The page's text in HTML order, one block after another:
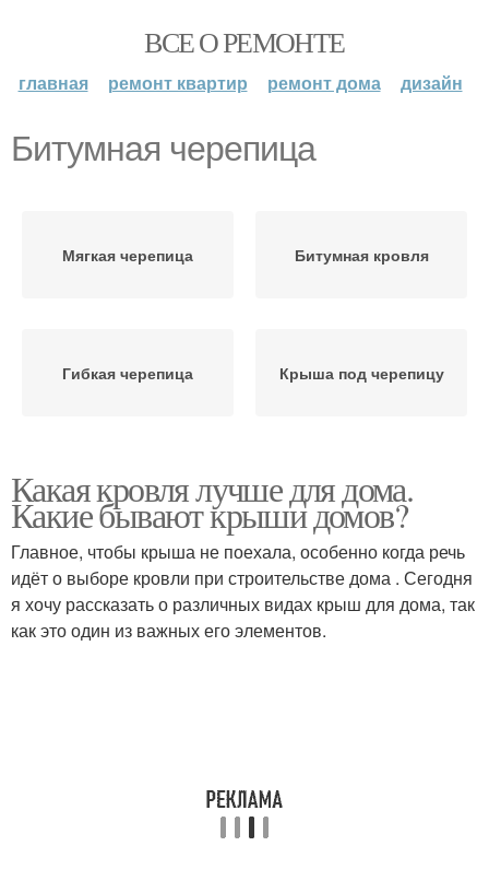
ВСЕ О РЕМОНТЕ
главная ремонт квартир ремонт дома дизайн
Битумная черепица
Мягкая черепица Битумная кровля
Гибкая черепица Крыша под черепицу
Какая кровля лучше для дома.
Какие бывают крыши домов?
Главное, чтобы крыша не поехала, особенно когда речь
идёт о выборе кровли при строительстве дома . Сегодня
я хочу рассказать о различных видах крыш для дома, так
как это один из важных его элементов.